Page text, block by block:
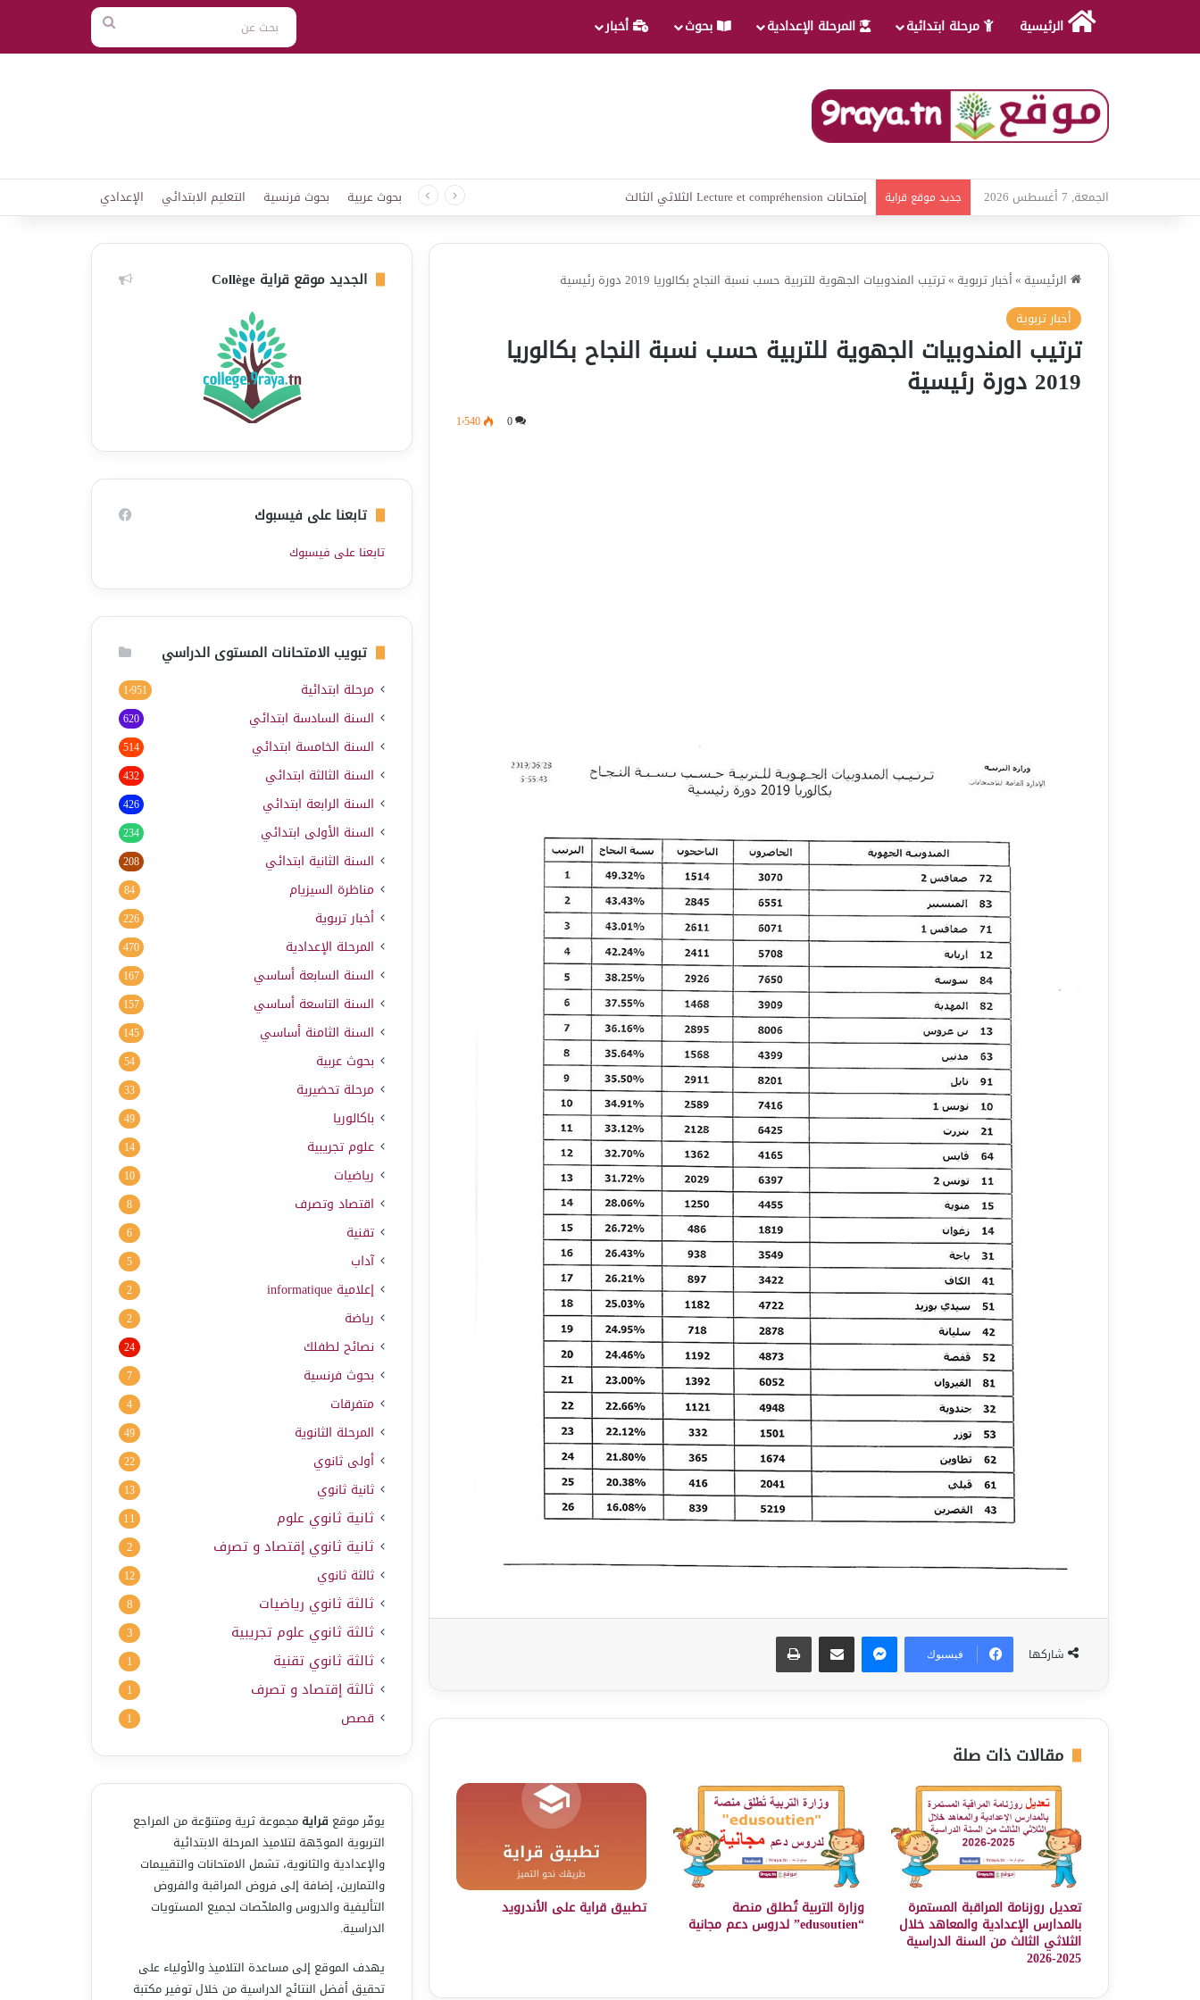
الرئيسية مرحلة ابتدائية المرحلة الإعدادية بحوث أخبار
بحث
عن
الجمعة, 7 أغسطس 2026 جديد موقع قراية امتحانات قواعد لغة الثلاثي الثالث بحوث عربية بحوث فرنسية التعليم الابتدائي الإعدادي
الرئيسية »أخبار تربوية »ترتيب المندوبيات الجهوية للتربية حسب نسبة النجاح بكالوريا 2019 دورة رئيسية
أخبار تربوية
ترتيب المندوبيات الجهوية للتربية حسب نسبة النجاح بكالوريا
2019 دورة رئيسية
0 1٬540
شاركها فيسبوك
مقالات ذات صلة
تعديل روزنامة المراقبة المستمرة
بالمدارس الإعدادية والمعاهد خلال
الثلاثي الثالث من السنة الدراسية
2025-2026
وزارة التربية تُطلق منصة
“edusoutien” لدروس دعم مجانية
تطبيق قراية على الأندرويد
الجديد موقع قراية Collège
تابعنا على فيسبوك
تابعنا على فيسبوك
تبويب الامتحانات المستوى الدراسي
مرحلة ابتدائية 1٬951
السنة السادسة ابتدائي 620
السنة الخامسة ابتدائي 514
السنة الثالثة ابتدائي 432
السنة الرابعة ابتدائي 426
السنة الأولى ابتدائي 234
السنة الثانية ابتدائي 208
مناظرة السيزيام 84
أخبار تربوية 226
المرحلة الإعدادية 470
السنة السابعة أساسي 167
السنة التاسعة أساسي 157
السنة الثامنة أساسي 145
بحوث عربية 54
مرحلة تحضيرية 33
باكالوريا 49
علوم تجريبية 14
رياضيات 10
اقتصاد وتصرف 8
تقنية 6
آداب 5
إعلامية informatique
2
رياضة 2
نصائح لطفلك 24
بحوث فرنسية 7
متفرقات 4
المرحلة الثانوية 49
أولى ثانوي 22
ثانية ثانوي 13
ثانية ثانوي علوم 11
ثانية ثانوي إقتصاد و تصرف 2
ثالثة ثانوي 12
ثالثة ثانوي رياضيات 8
ثالثة ثانوي علوم تجريبية 3
ثالثة ثانوي تقنية 1
ثالثة إقتصاد و تصرف 1
قصص 1
يوفّر موقع قرايةمجموعة ثرية ومتنوّعة من المراجع
التربوية الموجّهة لتلاميذ المرحلة الابتدائية
والإعدادية والثانوية، تشمل الامتحانات والتقييمات
والتمارين، إضافة إلى فروض المراقبة والفروض
التأليفية والدروس والملخّصات لجميع المستويات
الدراسية.
يهدف الموقع إلى مساعدة التلاميذ والأولياء على
تحقيق أفضل النتائج الدراسية من خلال توفير مكتبة